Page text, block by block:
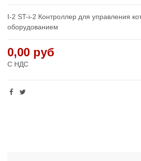
I-2 ST-i-2 Контроллер для управления
оборудованием
0,00 руб
С НДС